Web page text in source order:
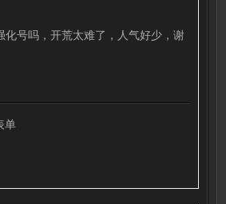
化号吗，开荒太难了，人气好少，谢
单